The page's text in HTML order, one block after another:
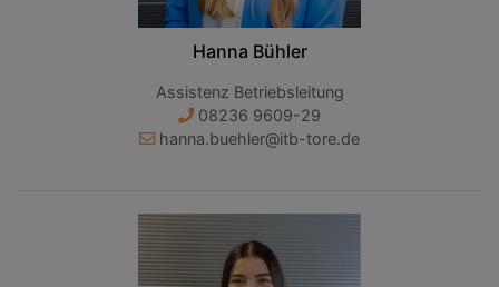
Hanna Bühler
Assistenz Betriebsleitung
08236 9609-29
hanna.buehler@itb-tore.de